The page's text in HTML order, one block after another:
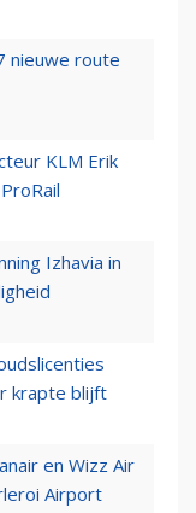
nieuwe route
KLM Erik
Izhavia in
krapte blijft
en Wizz Air
Airport